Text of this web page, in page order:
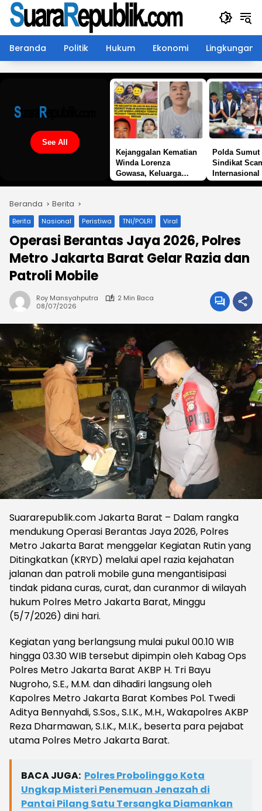
Langsung
konten
Beranda
Politik Hukum Ekonomi Lingkungan
See All
Kejanggalan Kematian
Winda Lorenza
Gowasa, Keluarga
Pidana “
Polda Sumut
Sindikat
Beranda Berita
Berita Nasional Peristiwa TNI/POLRI Viral
Operasi Berantas Jaya 2026, Polres
Metro Jakarta Barat Gelar Razia dan
Patroli Mobile
Roy Mansyahputra
2 Min Baca
08/07/2026
Suararepublik.com Jakarta Barat – Dalam rangka
mendukung Operasi Berantas Jaya 2026, Polres
Metro Jakarta Barat menggelar Kegiatan Rutin yang
Ditingkatkan (KRYD) melalui apel razia kejahatan
jalanan dan patroli mobile guna mengantisipasi
tindak pidana curas, curat, dan curanmor di wilayah
hukum Polres Metro Jakarta Barat, Minggu
(5/7/2026) dini hari.
Kegiatan yang berlangsung mulai pukul 00.10 WIB
hingga 03.30 WIB tersebut dipimpin oleh Kabag Ops
Polres Metro Jakarta Barat AKBP H. Tri Bayu
Nugroho, S.E., M.M. dan dihadiri langsung oleh
Kapolres Metro Jakarta Barat Kombes Pol. Twedi
Aditya Bennyahdi, S.Sos., S.I.K., M.H., Wakapolres AKBP
Reza Dharmawan, S.I.K., M.I.K., beserta para pejabat
utama Polres Metro Jakarta Barat.
BACA JUGA: Polres Probolinggo Kota
Ungkap Misteri Penemuan Jenazah di
Pantai Pilang Satu Tersangka Diamankan